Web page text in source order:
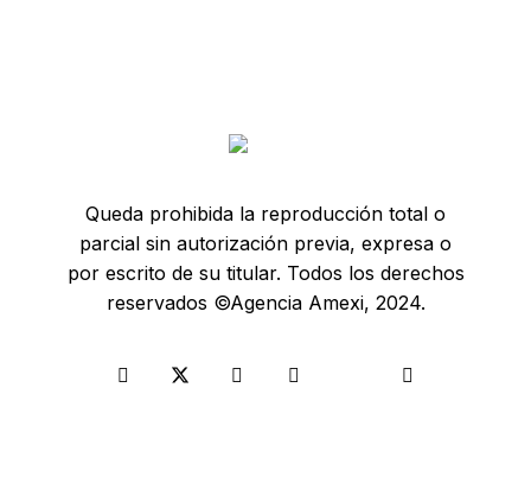
Queda prohibida la reproducción total o
parcial sin autorización previa, expresa o
por escrito de su titular. Todos los derechos
reservados ©Agencia Amexi, 2024.